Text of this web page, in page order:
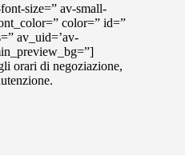
size=” av-small-
color=” id=”
av_uid=’av-
orari di negoziazione,